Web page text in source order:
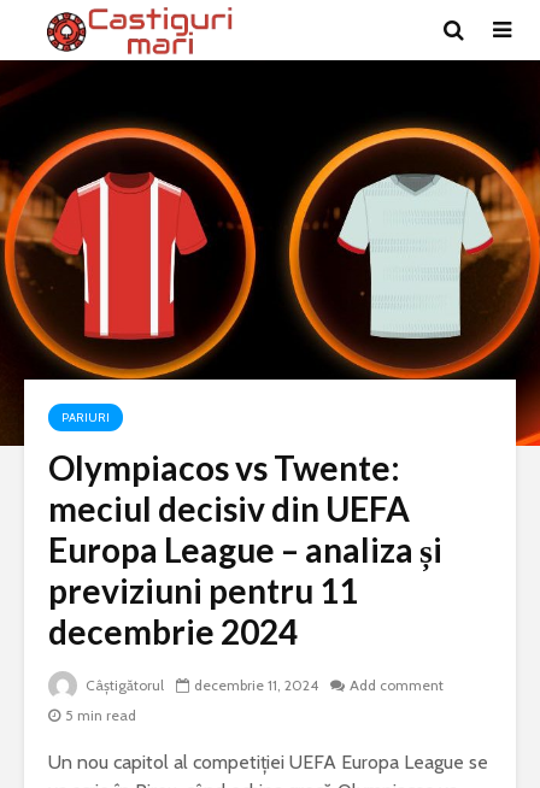
PARIURI
Olympiacos vs Twente:
meciul decisiv din UEFA
Europa League – analiza și
previziuni pentru 11
decembrie 2024
Câștigătorul decembrie 11, 2024
Add comment
5 min read
Un nou capitol al competiției UEFA Europa League se